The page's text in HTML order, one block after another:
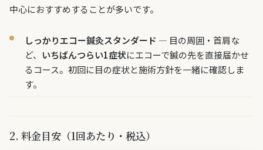
中心におすすめすることが多いです。
しっかりエコー鍼灸スタンダード — 目の周囲・首肩な
ど、
いちばんつらい1症状にエコーで鍼の先を直接届かせ
るコース。初回に目の症状と施術方針を一緒に確認しま
す。
2. 料金目安（1回あたり・税込）